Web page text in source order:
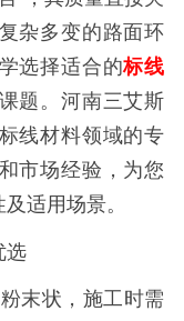
杂多变的路面环
选择适合的标线
题。河南三艾斯
线材料领域的专
市场经验，为您
适用场景。
选
末状，施工时需